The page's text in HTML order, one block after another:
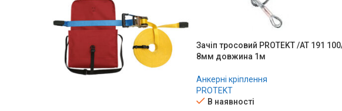
Зачіп тросовий PROTEKT /AT 191
8мм довжина 1м
Анкерні кріплення
PROTEKT
В наявності